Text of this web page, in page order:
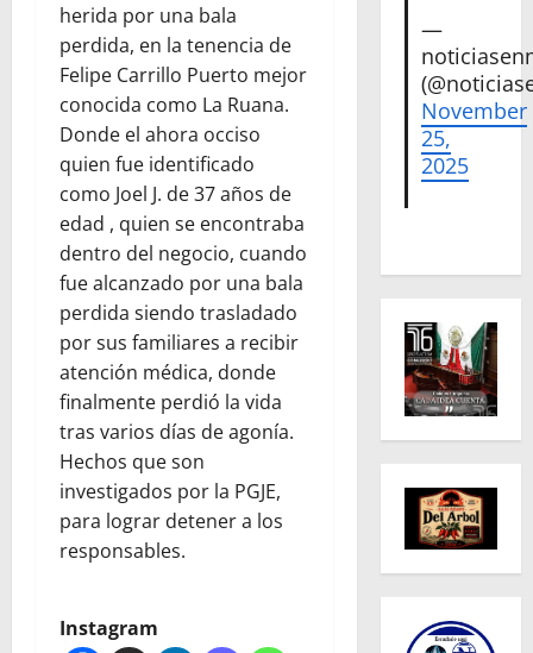
herida por una bala
perdida, en la tenencia de
Felipe Carrillo Puerto mejor
conocida como La Ruana.
Donde el ahora occiso
quien fue identificado
como Joel J. de 37 años de
edad , quien se encontraba
dentro del negocio, cuando
fue alcanzado por una bala
perdida siendo trasladado
por sus familiares a recibir
atención médica, donde
finalmente perdió la vida
tras varios días de agonía.
Hechos que son
investigados por la PGJE,
para lograr detener a los
responsables.
Instagram
—
November
25,
2025